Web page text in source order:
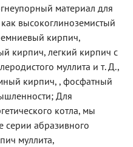
материал для
высокоглиноземистый
кирпич,
кирпич, легкий кирпич с
муллита и т. Д.,
кирпич, , фосфатный
Для
котла, мы
серии абразивного
муллита,